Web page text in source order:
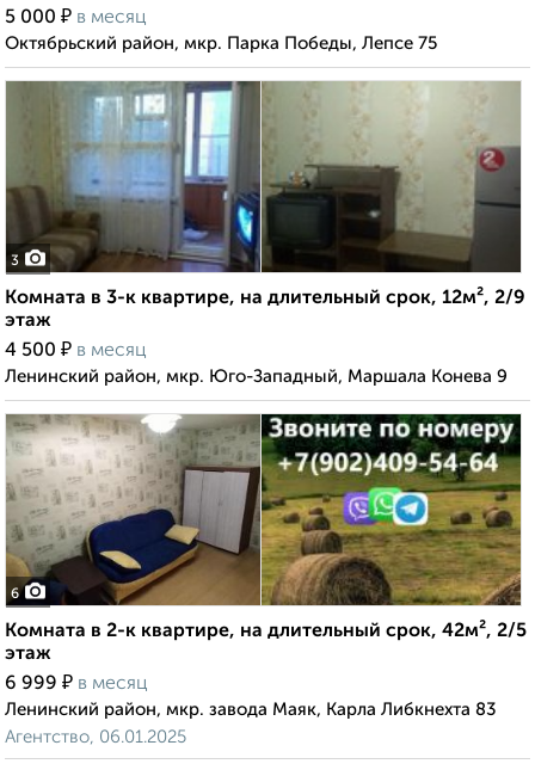
5 000 ₽ в месяц
Октябрьский район, мкр. Парка Победы, Лепсе 75
3
Комната в 3-к квартире, на длительный срок, 12м², 2/9
этаж
4 500 ₽ в месяц
Ленинский район, мкр. Юго-Западный, Маршала Конева 9
6
Комната в 2-к квартире, на длительный срок, 42м², 2/5
этаж
6 999 ₽ в месяц
Ленинский район, мкр. завода Маяк, Карла Либкнехта 83
Агентство, 06.01.2025